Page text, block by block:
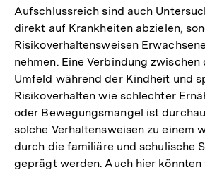
der
Fußnote
Aufschlussreich sind auch
direkt auf Krankheiten abzielen,
Risikoverhaltensweisen
nehmen. Eine Verbindung zwischen
Umfeld während der Kindheit und
Risikoverhalten wie schlechter
oder Bewegungsmangel ist
solche Verhaltensweisen zu einem
durch die familiäre und schulische
geprägt werden. Auch hier könnten